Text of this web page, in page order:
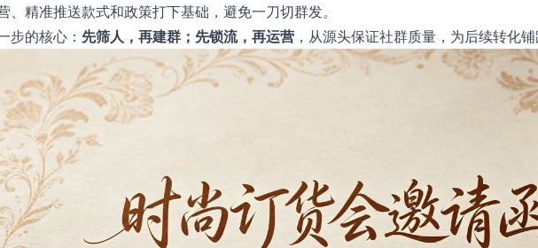
、精准推送款式和政策打下基础，避免一刀切群发。
步的核心： 先筛人，再建群；先锁流，再运营，从源头保证社群质量，为后续转化